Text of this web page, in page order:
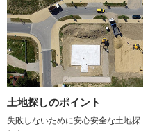
土地探しのポイント
失敗しないために安心安全な土地探